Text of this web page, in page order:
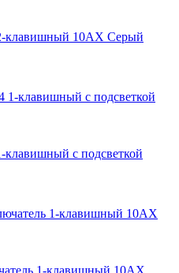
клавишный 10АХ Серый
с подсветкой
1-клавишный 10АХ